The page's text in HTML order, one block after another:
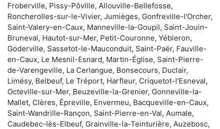
Froberville, Pissy-Pôville, Allouville-Bellefosse,
Roncherolles-sur-le-Vivier, Jumièges, Gonfreville-l'Orcher,
Saint-Valery-en-Caux, Manneville-la-Goupil, Saint-Jouin-
Bruneval, Hautot-sur-Mer, Petit-Couronne, Yébleron,
Goderville, Sassetot-le-Mauconduit, Saint-Paër, Fauville-
en-Caux, Le Mesnil-Esnard, Martin-Église, Saint-Pierre-
de-Varengeville, La Cerlangue, Bonsecours, Duclair,
Limésy, Belbeuf, Le Tréport, Harfleur, Criquetot-l'Esneval,
Octeville-sur-Mer, Beuzeville-la-Grenier, Gonneville-la-
Mallet, Clères, Épreville, Envermeu, Bacqueville-en-Caux,
Saint-Wandrille-Rançon, Saint-Pierre-en-Val, Aumale,
Caudebec-lès-Elbeuf, Grainville-la-Teinturière, Auzebosc,